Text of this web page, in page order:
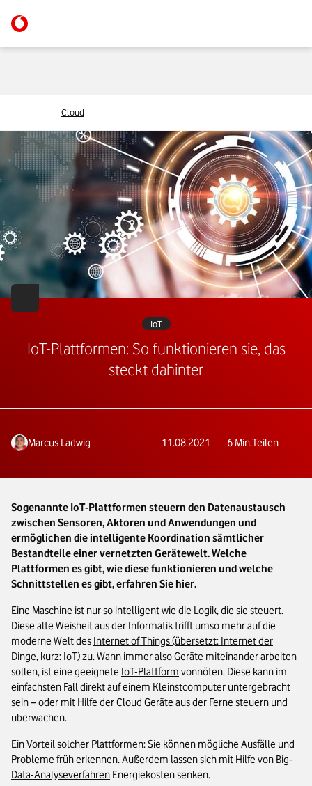
Cloud
IoT
IoT-Plattformen: So funktionieren sie, das
steckt dahinter
Marcus Ladwig 11.08.2021 6 Min.Teilen
Sogenannte IoT-Plattformen steuern den Datenaustausch
zwischen Sensoren, Aktoren und Anwendungen und
ermöglichen die intelligente Koordination sämtlicher
Bestandteile einer vernetzten Gerätewelt. Welche
Plattformen es gibt, wie diese funktionieren und welche
Schnittstellen es gibt, erfahren Sie hier.
Eine Maschine ist nur so intelligent wie die Logik, die sie steuert.
Diese alte Weisheit aus der Informatik trifft umso mehr auf die
moderne Welt des Internet of Things (übersetzt: Internet der
Dinge, kurz: IoT)zu. Wann immer also Geräte miteinander arbeiten
sollen, ist eine geeignete IoT-Plattform vonnöten. Diese kann im
einfachsten Fall direkt auf einem Kleinstcomputer untergebracht
sein – oder mit Hilfe der Cloud Geräte aus der Ferne steuern und
überwachen.
Ein Vorteil solcher Plattformen: Sie können mögliche Ausfälle und
Probleme früh erkennen. Außerdem lassen sich mit Hilfe von Big-
Data-Analyseverfahren Energiekosten senken.